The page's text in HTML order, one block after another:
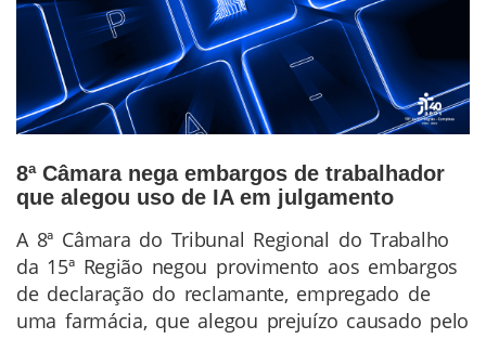
8ª Câmara nega embargos de trabalhador
que alegou uso de IA em julgamento
Conteúdo
da
Notícia
A 8ª Câmara do Tribunal Regional do Trabalho
da 15ª Região negou provimento aos embargos
de declaração do reclamante, empregado de
uma farmácia, que alegou prejuízo causado pelo